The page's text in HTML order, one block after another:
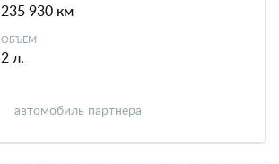
235 930 км
ОБЪЕМ
2 л.
автомобиль партнера